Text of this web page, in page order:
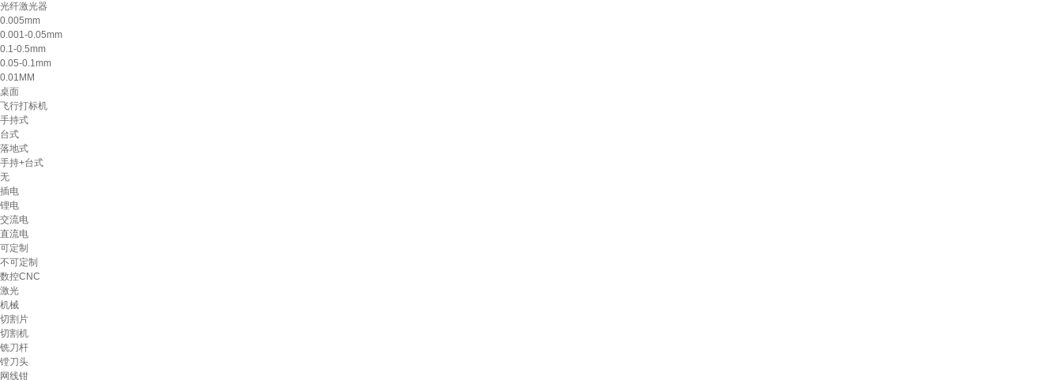
光纤激光器
0.005mm
0.001-0.05mm
0.1-0.5mm
0.05-0.1mm
0.01MM
桌面
飞行打标机
手持式
台式
落地式
手持+台式
无
插电
锂电
交流电
直流电
可定制
不可定制
数控CNC
激光
机械
切割片
切割机
铣刀杆
镗刀头
网线钳